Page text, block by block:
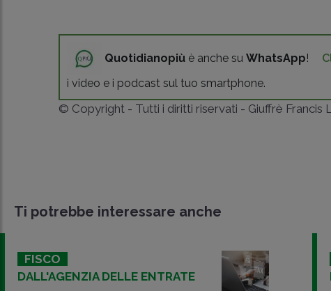
Quotidianopiù è anche suWhatsApp!
i video e i podcast sul tuo smartphone.
© Copyright - Tutti i diritti riservati - Giuffrè Francis
Ti potrebbe interessare anche
FISCO
DALL'AGENZIA DELLE ENTRATE